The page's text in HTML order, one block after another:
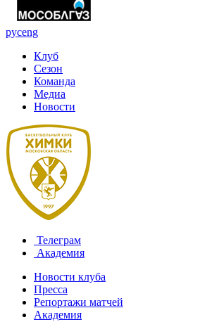
русeng
Клуб
Сезон
Команда
Медиа
Новости
Телеграм
Академия
Новости клуба
Пресса
Репортажи матчей
Академия